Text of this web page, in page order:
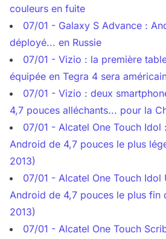
couleurs en fuite
07/01 - Galaxy S Advance :
déployé... en Russie
07/01 - Vizio : la première
équipée en Tegra 4 sera
07/01 - Vizio : deux
4,7 pouces alléchants... pour la
07/01 - Alcatel One Touch Idol
Android de 4,7 pouces le plus
2013)
07/01 - Alcatel One Touch
Android de 4,7 pouces le plus fin
2013)
07/01 - Alcatel One Touch